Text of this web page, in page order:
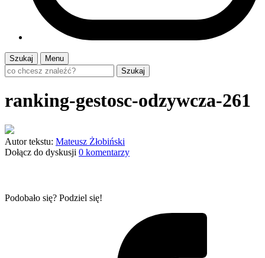
Szukaj
Menu
Szukaj
ranking-gestosc-odzywcza-261
Autor tekstu: Mateusz Żłobiński
Dołącz do dyskusji 0 komentarzy
Podobało się? Podziel się!